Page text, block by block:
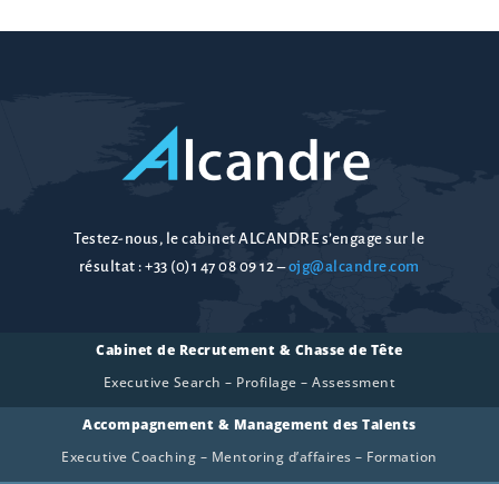
Testez-nous, le cabinet ALCANDRE s’engage sur le
résultat :+33 (0)1 47 08 09 12–ojg@alcandre.com
Cabinet de Recrutement & Chasse de Tête
Executive Search – Profilage – Assessment
Accompagnement & Management des Talents
Executive Coaching – Mentoring d’affaires – Formation